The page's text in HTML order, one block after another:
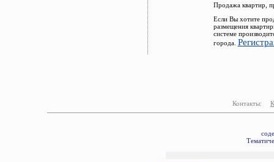
Продажа квартир,
Если Вы хотите
размещения
системе
города.
Контакты: